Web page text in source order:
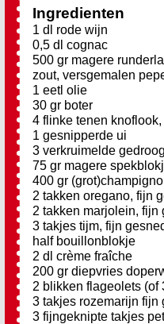
Ingredienten
1 dl rode wijn
0,5 dl cognac
500 gr magere
zout, versgemalen
1 eetl olie
30 gr boter
4 flinke tenen
1 gesnipperde ui
3 verkruimelde
75 gr magere
400 gr
2 takken oregano, fijn
2 takken marjolein, fijn
3 takjes tijm, fijn
half bouillonblokje
2 dl crème fraîche
200 gr diepvries
2 blikken flageolets (of
3 takjes rozemarijn fijn
3 fijngeknipte takjes